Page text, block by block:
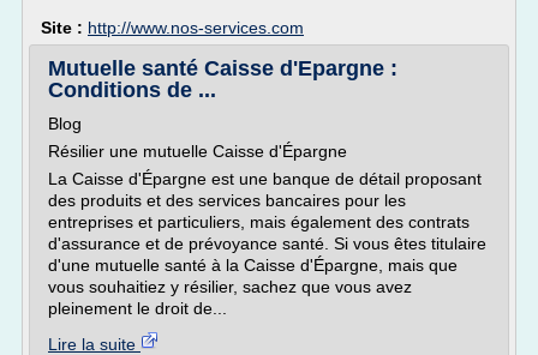
Site : http://www.nos-services.com
Mutuelle santé Caisse d'Epargne :
Conditions de ...
Blog
Résilier une mutuelle Caisse d'Épargne
La Caisse d'Épargne est une banque de détail proposant
des produits et des services bancaires pour les
entreprises et particuliers, mais également des contrats
d'assurance et de prévoyance santé. Si vous êtes titulaire
d'une mutuelle santé à la Caisse d'Épargne, mais que
vous souhaitiez y résilier, sachez que vous avez
pleinement le droit de...
Lire la suite